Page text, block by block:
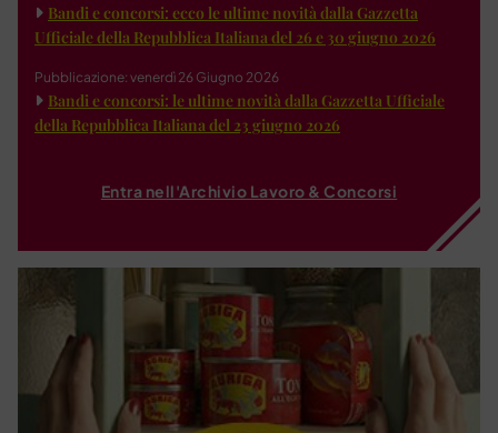
Bandi e concorsi: ecco le ultime novità dalla Gazzetta
Ufficiale della Repubblica Italiana del 26 e 30 giugno 2026
Pubblicazione: venerdì 26 Giugno 2026
Bandi e concorsi: le ultime novità dalla Gazzetta Ufficiale
della Repubblica Italiana del 23 giugno 2026
Entra nell'Archivio Lavoro & Concorsi